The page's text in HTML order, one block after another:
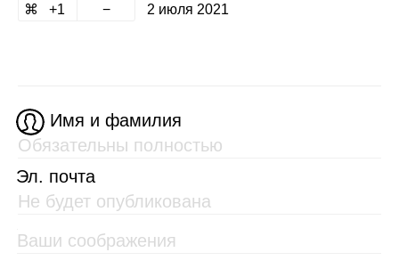
1 2 июля 2021
Имя и фамилия
Эл. почта